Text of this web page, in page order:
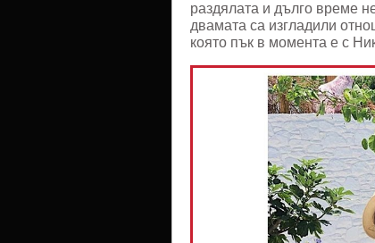
раздялата и дълго време
двамата са изгладили
която пък в момента е с